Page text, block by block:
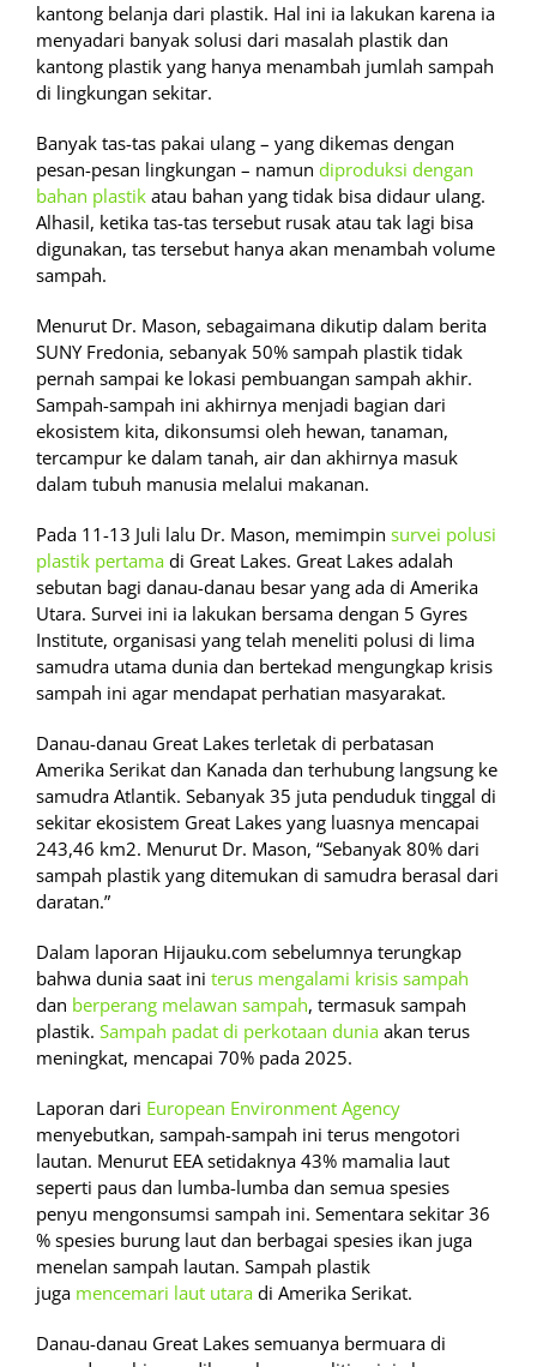
kantong belanja dari plastik. Hal ini ia lakukan karena ia
menyadari banyak solusi dari masalah plastik dan
kantong plastik yang hanya menambah jumlah sampah
di lingkungan sekitar.
Banyak tas-tas pakai ulang – yang dikemas dengan
pesan-pesan lingkungan – namun diproduksi dengan
bahan plastik atau bahan yang tidak bisa didaur ulang.
Alhasil, ketika tas-tas tersebut rusak atau tak lagi bisa
digunakan, tas tersebut hanya akan menambah volume
sampah.
Menurut Dr. Mason, sebagaimana dikutip dalam berita
SUNY Fredonia, sebanyak 50% sampah plastik tidak
pernah sampai ke lokasi pembuangan sampah akhir.
Sampah-sampah ini akhirnya menjadi bagian dari
ekosistem kita, dikonsumsi oleh hewan, tanaman,
tercampur ke dalam tanah, air dan akhirnya masuk
dalam tubuh manusia melalui makanan.
Pada 11-13 Juli lalu Dr. Mason, memimpin survei polusi
plastik pertama di Great Lakes. Great Lakes adalah
sebutan bagi danau-danau besar yang ada di Amerika
Utara. Survei ini ia lakukan bersama dengan 5 Gyres
Institute, organisasi yang telah meneliti polusi di lima
samudra utama dunia dan bertekad mengungkap krisis
sampah ini agar mendapat perhatian masyarakat.
Danau-danau Great Lakes terletak di perbatasan
Amerika Serikat dan Kanada dan terhubung langsung ke
samudra Atlantik. Sebanyak 35 juta penduduk tinggal di
sekitar ekosistem Great Lakes yang luasnya mencapai
243,46 km2. Menurut Dr. Mason, “Sebanyak 80% dari
sampah plastik yang ditemukan di samudra berasal dari
daratan.”
Dalam laporan Hijauku.com sebelumnya terungkap
bahwa dunia saat ini terus mengalami krisis sampah
dan berperang melawan sampah, termasuk sampah
plastik. Sampah padat di perkotaan dunia akan terus
meningkat, mencapai 70% pada 2025.
Laporan dari European Environment Agency
menyebutkan, sampah-sampah ini terus mengotori
lautan. Menurut EEA setidaknya 43% mamalia laut
seperti paus dan lumba-lumba dan semua spesies
penyu mengonsumsi sampah ini. Sementara sekitar 36
% spesies burung laut dan berbagai spesies ikan juga
menelan sampah lautan. Sampah plastik
juga mencemari laut utara di Amerika Serikat.
Danau-danau Great Lakes semuanya bermuara di